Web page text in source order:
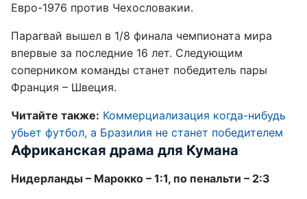
Евро-1976 против Чехословакии.
Парагвай вышел в 1/8 финала чемпионата мира
впервые за последние 16 лет. Следующим
соперником команды станет победитель пары
Франция – Швеция.
Читайте также: Коммерциализация когда-нибудь
убьет футбол, а Бразилия не станет победителем
Африканская драма для Кумана
Нидерланды – Марокко – 1:1, по пенальти – 2:3